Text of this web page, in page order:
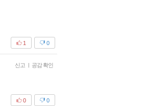
0
1
신고 | 공감 확인
0
0